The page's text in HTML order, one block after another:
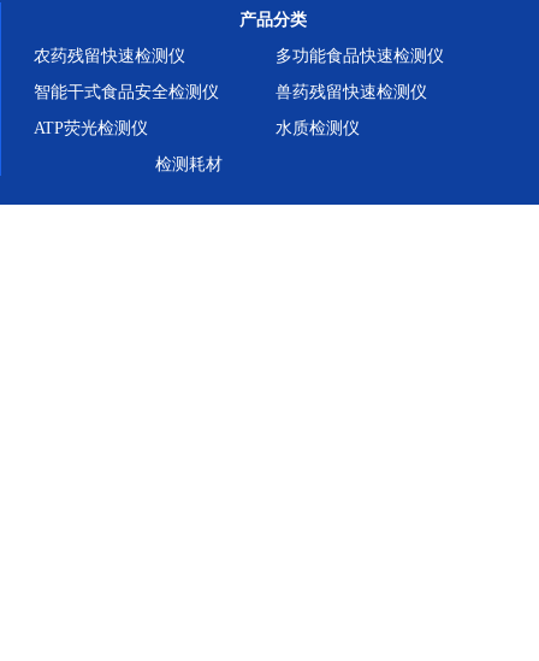
产品分类
农药残留快速检测仪
多功能食品快速检测仪
智能干式食品安全检测仪
兽药残留快速检测仪
ATP荧光检测仪
水质检测仪
检测耗材